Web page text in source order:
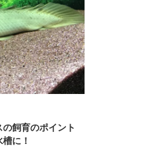
飼育のポイント
に！